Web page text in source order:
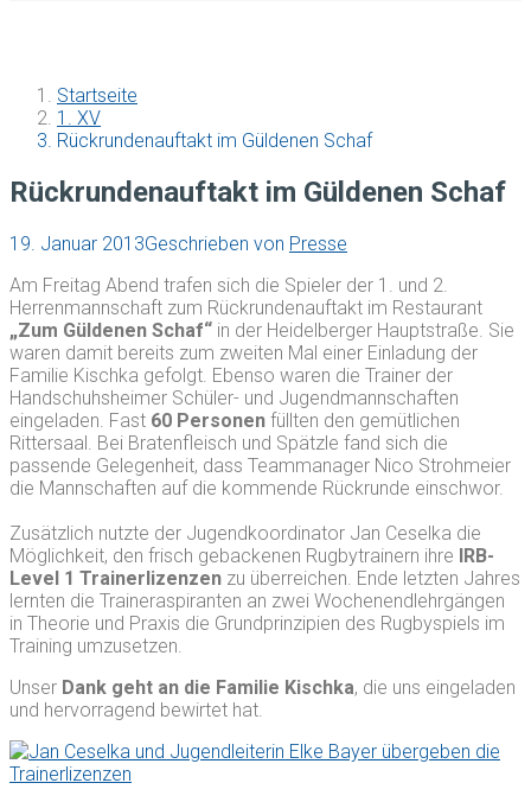
Startseite
1. XV
Rückrundenauftakt im Güldenen Schaf
Rückrundenauftakt im Güldenen Schaf
19. Januar 2013Geschrieben von Presse
Am Freitag Abend trafen sich die Spieler der 1. und 2.
Herrenmannschaft zum Rückrundenauftakt im Restaurant
„Zum Güldenen Schaf“ in der Heidelberger Hauptstraße. Sie
waren damit bereits zum zweiten Mal einer Einladung der
Familie Kischka gefolgt. Ebenso waren die Trainer der
Handschuhsheimer Schüler- und Jugendmannschaften
eingeladen. Fast 60 Personen füllten den gemütlichen
Rittersaal. Bei Bratenfleisch und Spätzle fand sich die
passende Gelegenheit, dass Teammanager Nico Strohmeier
die Mannschaften auf die kommende Rückrunde einschwor.
Zusätzlich nutzte der Jugendkoordinator Jan Ceselka die
Möglichkeit, den frisch gebackenen Rugbytrainern ihre IRB-
Level 1 Trainerlizenzen zu überreichen. Ende letzten Jahres
lernten die Traineraspiranten an zwei Wochenendlehrgängen
in Theorie und Praxis die Grundprinzipien des Rugbyspiels im
Training umzusetzen.
Unser Dank geht an die Familie Kischka, die uns eingeladen
und hervorragend bewirtet hat.